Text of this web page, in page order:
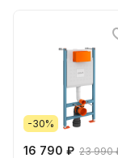
-30%
16 790 ₽ 23 990